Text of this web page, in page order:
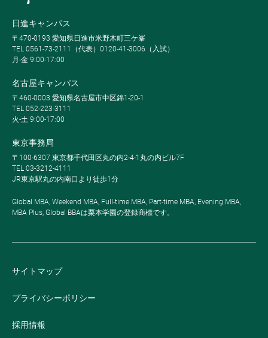
日進キャンパス
〒470-0193 愛知県日進市米野木町三ケ峯
TEL 0561-73-2111（代表）0120-41-3006（入試）
月-金 9:00-17:00
名古屋キャンパス
〒460-0003 愛知県名古屋市中区錦1-20-1
TEL 052-223-3111
火-土 9:00-17:00
東京事務局
〒100-6307 東京都千代田区丸の内2-4-1丸の内ビル7F
TEL 03-3212-4111
JR東京駅丸の内南口より徒歩1分
Global MBA, Weekend MBA, Full-time MBA, Part-time MBA, Evening MBA,
MBA Plus, Global BBAは栗本学園の登録商標です。
サイトマップ
プライバシーポリシー
採用情報